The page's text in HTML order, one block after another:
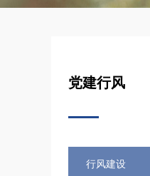
党建行风
行风建设